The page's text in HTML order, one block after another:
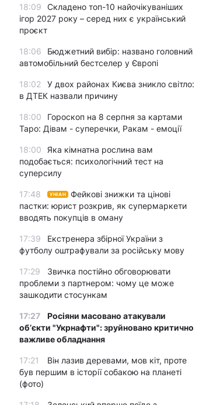
18:09
Складено топ-10 найочікуваніших
ігор 2027 року – серед них є український
проєкт
18:06
Бюджетний вибір: названо головний
автомобільний бестселер у Європі
18:02
У двох районах Києва зникло світло:
в ДТЕК назвали причину
18:00
Гороскоп на 8 серпня за картами
Таро: Дівам - суперечки, Ракам - емоції
18:00
Яка кімнатна рослина вам
подобається: психологічний тест на
суперсилу
17:48 УНІАН
Фейкові знижки та цінові
пастки: юрист розкрив, як супермаркети
вводять покупців в оману
17:39
Екстренера збірної України з
футболу оштрафували за російську мову
17:29
Звичка постійно обговорювати
проблеми з партнером: чому це може
зашкодити стосункам
17:27
Росіяни масовано атакували
обʼєкти "Укрнафти": зруйновано критично
важливе обладнання
17:21
Він лазив деревами, мов кіт, проте
був першим в історії собакою на планеті
(фото)